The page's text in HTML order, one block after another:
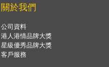
關於我們
公司資料
港人港情品牌大獎
星級優秀品牌大獎
客戶服務